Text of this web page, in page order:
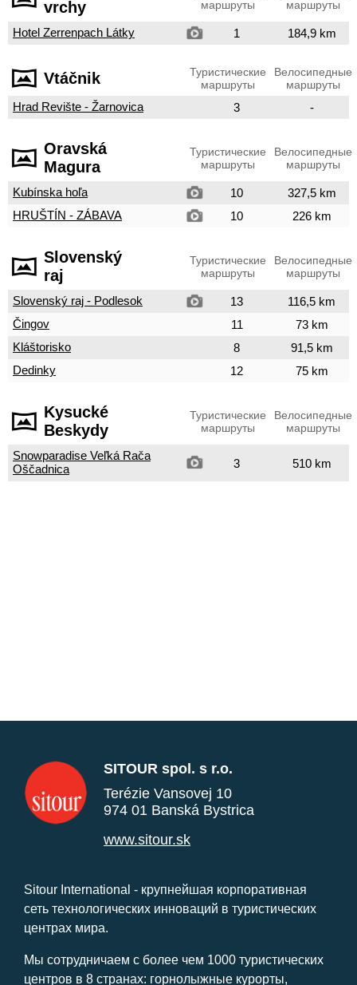
vrchy
маршруты
маршруты
Hotel Zerrenpach Látky 1 184,9 km
Vtáčnik
Туристические
маршруты
Велосипедные
маршруты
Hrad Revište - Žarnovica 3 -
Oravská
Magura
Туристические
маршруты
Велосипедные
маршруты
Kubínska hoľa 10
327,5 km
HRUŠTÍN - ZÁBAVA
10 226 km
Slovenský
raj
Туристические
маршруты
Велосипедные
маршруты
Slovenský raj - Podlesok 13
116,5 km
Čingov
11
73 km
Kláštorisko
8
91,5 km
Dedinky
12 75 km
Kysucké
Beskydy
Туристические
маршруты
Велосипедные
маршруты
Snowparadise Veľká Rača
Oščadnica
3 510 km
SITOUR spol. s r.o.
Terézie Vansovej 10
974 01 Banská Bystrica
www.sitour.sk
Sitour International - крупнейшая корпоративная
сеть технологических инноваций в туристических
центрах мира.
Мы сотрудничаем с более чем 1000 туристических
центров в 8 странах: горнолыжные курорты,